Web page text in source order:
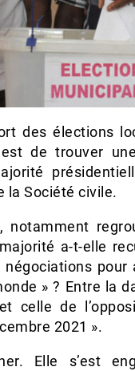
des élections
de trouver
la Société civile.
notamment
a-t-elle
pour
» ? Entre la
celle de
2021 ».
Elle s’est